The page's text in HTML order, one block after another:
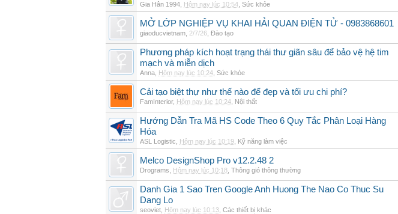
Gia Hân 1994 Hôm nay lúc 10:54 Sức khỏe
MỞ LỚP NGHIỆP VỤ KHAI HẢI QUAN ĐIỆN TỬ - 0983868601
giaoducvietnam 2/7/26 Đào tạo
Phương pháp kích hoạt trạng thái thư giãn sâu để bảo vệ hệ tim
mạch và miễn dịch
Anna Hôm nay lúc 10:24 Sức khỏe
Cải tạo biệt thự như thế nào để đẹp và tối ưu chi phí?
FamInterior, Hôm nay lúc 10:24 Nội thất
Hướng Dẫn Tra Mã HS Code Theo 6 Quy Tắc Phân Loại Hàng
Hóa
ASL Logistic Hôm nay lúc 10:19 Kỹ năng làm việc
Melco DesignShop Pro v12.2.48 2
Drograms Hôm nay lúc 10:18 Thông gió thông thường
Danh Gia 1 Sao Tren Google Anh Huong The Nao Co Thuc Su
Dang Lo
seoviet Hôm nay lúc 10:13 Các thiết bị khác